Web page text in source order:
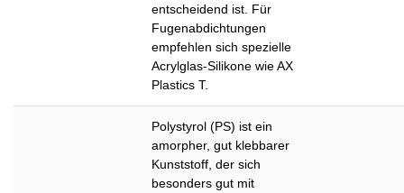
entscheidend ist. Für
Fugenabdichtungen
empfehlen sich spezielle
Acrylglas-Silikone wie AX
Plastics T.
Polystyrol (PS) ist ein
amorpher, gut klebbarer
Kunststoff, der sich
besonders gut mit